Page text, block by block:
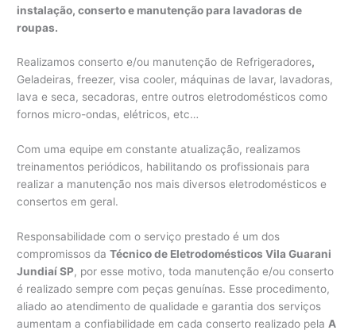
instalação, conserto e manutenção para lavadoras de
roupas.
Realizamos conserto e/ou manutenção de Refrigeradores,
Geladeiras, freezer, visa cooler, máquinas de lavar, lavadoras,
lava e seca, secadoras, entre outros eletrodomésticos como
fornos micro-ondas, elétricos, etc…
Com uma equipe em constante atualização, realizamos
treinamentos periódicos, habilitando os profissionais para
realizar a manutenção nos mais diversos eletrodomésticos e
consertos em geral.
Responsabilidade com o serviço prestado é um dos
compromissos daTécnico de Eletrodomésticos Vila Guarani
Jundiaí SP, por esse motivo, toda manutenção e/ou conserto
é realizado sempre com peças genuínas. Esse procedimento,
aliado ao atendimento de qualidade e garantia dos serviços
aumentam a confiabilidade em cada conserto realizado pela A